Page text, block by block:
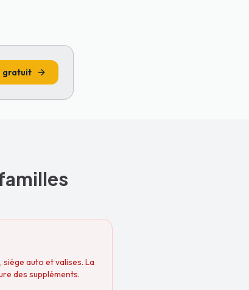
gratuit
auto et valises. La
des suppléments.